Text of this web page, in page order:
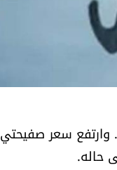
وارتفع سعر صفيحتي